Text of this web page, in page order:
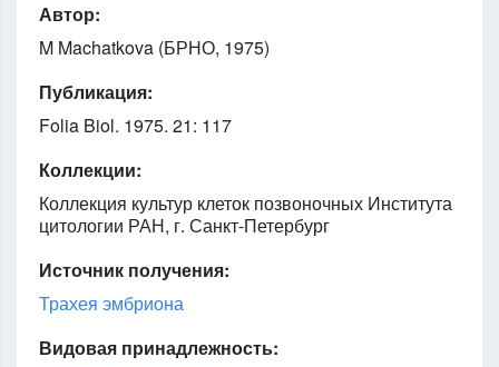
Автор:
M Machatkova (БРНО, 1975)
Публикация:
Folia Biol. 1975. 21: 117
Коллекции:
Коллекция культур клеток позвоночных Института
цитологии РАН, г. Санкт-Петербург
Источник получения:
Трахея эмбриона
Видовая принадлежность: